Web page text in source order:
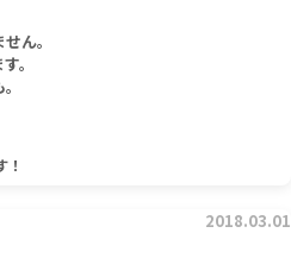
ん。
。
2018.03.01